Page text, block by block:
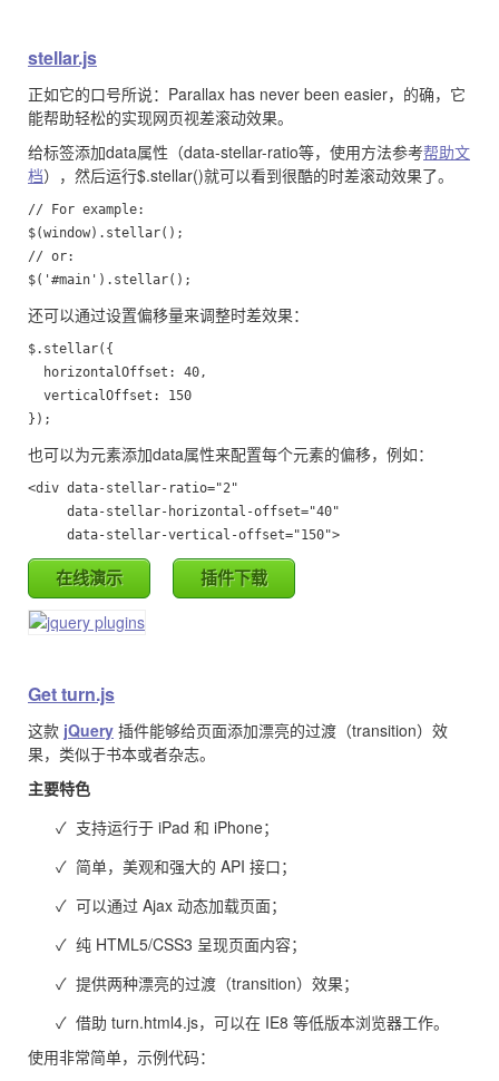
stellar.js
正如它的口号所说：Parallax has never been easier，的确，它
能帮助轻松的实现网页视差滚动效果。
给标签添加data属性（data-stellar-ratio等，使用方法参考帮助文
档），然后运行$.stellar()就可以看到很酷的时差滚动效果了。
// For example:
$(window).stellar();
// or:
还可以通过设置偏移量来调整时差效果：
$.stellar({
  horizontalOffset: 40,
  verticalOffset: 150
也可以为元素添加data属性来配置每个元素的偏移，例如：
<div data-stellar-ratio="2"
     data-stellar-horizontal-offset="40"
     data-stellar-vertical-offset="150">
在线演示 插件下载
Get turn.js
这款 jQuery 插件能够给页面添加漂亮的过渡（transition）效
果，类似于书本或者杂志。
主要特色
✓ 支持运行于 iPad 和 iPhone；
✓ 简单，美观和强大的 API 接口；
✓ 可以通过 Ajax 动态加载页面；
✓ 纯 HTML5/CSS3 呈现页面内容；
✓ 提供两种漂亮的过渡（transition）效果；
✓ 借助 turn.html4.js，可以在 IE8 等低版本浏览器工作。
使用非常简单，示例代码：